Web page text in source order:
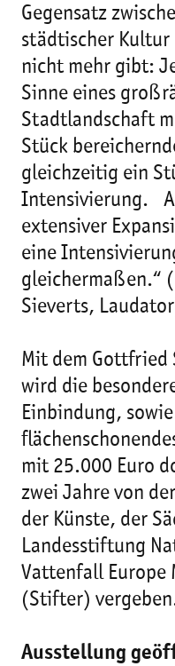
Gegensatz
städtischer
nicht mehr gibt:
Sinne eines
Stadtlandschaft
Stück
gleichzeitig ein
Intensivierung.
extensiver
eine
gleichermaßen.“
Sieverts,
Mit dem Gottfried
wird die
Einbindung,
mit 25.000 Euro
zwei Jahre von
der Künste, der
Landesstiftung
Vattenfall Europe
(Stifter)
Ausstellung